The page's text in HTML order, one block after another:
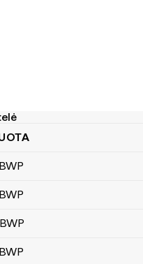
BWP
BWP
BWP
BWP